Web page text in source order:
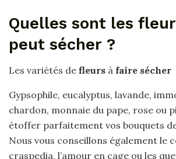
Quelles sont les
peut sécher ?
Les variétés de fleurs à faire sécher
Gypsophile, eucalyptus, lavande,
chardon, monnaie du pape, rose ou
étoffer parfaitement vos bouquets
Nous vous conseillons également le
craspedia, l’amour en cage ou les